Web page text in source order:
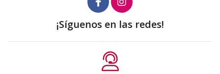
¡Síguenos en las redes!